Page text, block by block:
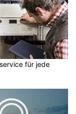
für jede